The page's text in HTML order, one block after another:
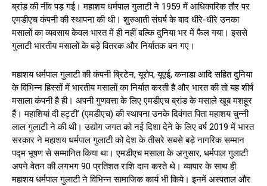
ब्रांड की नींव पड़ गई। महाशय धर्मपाल गुलाटी ने 1959 में आधिकारिक तौर पर
एमडीएच कंपनी की स्थापना की थी। शुरुआती संघर्ष के बाद धीरे-धीरे उनका
मसालों का व्यवसाय केवल भारत में ही नहीं बल्कि दुनिया भर में फैल गया। इससे
गुलाटी भारतीय मसालों के बड़े वितरक और निर्यातक बन गए।
महाशय धर्मपाल गुलाटी की कंपनी ब्रिटेन, यूरोप, यूएई, कनाडा आदि सहित दुनिया
के विभिन्न हिस्सों में भारतीय मसालों का निर्यात करती है और भारत की तो यह शीर्ष
मसाला कंपनी है ही। अपनी गुणवत्ता के लिए एमडीएच ब्रांड के मसाले खूब मशहूर
हैं। महाशियां दी हट्टी’ (एमडीएच) की स्थापना उनके दिवंगत पिता महाशय चुन्नी
लाल गुलाटी ने की थी। उद्योग जगत को नई दिशा देने के लिए वर्ष 2019 में भारत
सरकार ने महाशय धर्मपाल गुलाटी को देश के तीसरे सबसे बड़े नागरिक सम्मान
पद्म भूषण से सम्मानित किया था। एमडीएच मसाला के अनुसार, धर्मपाल गुलाटी
अपने वेतन की लगभग 90 प्रतिशत राशि दान करते थे। व्यापार के साथ ही
महाशय धर्मपाल गुलाटी ने विभिन्न सामाजिक कार्य भी किये। इनमें अस्पताल और